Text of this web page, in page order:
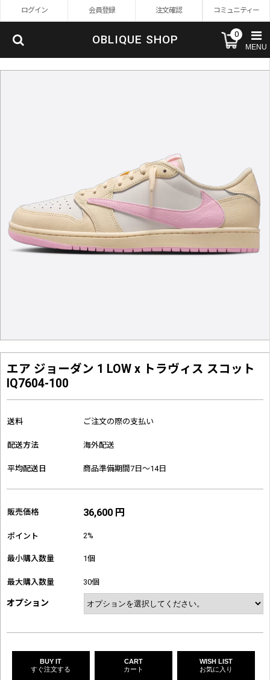
ログイン 会員登録 注文確認 コミュニティー
OBLIQUE SHOP 0
MENU
エア ジョーダン 1 LOW x トラヴィス スコット
IQ7604-100
送料 ご注文の際の支払い
配送方法 海外配送
平均配送日 商品準備期間7日～14日
販売価格 36,600 円
ポイント 2%
最小購入数量 1個
最大購入数量 30個
オプション
BUY IT
すぐ注文する
CART
カート
WISH LIST
お気に入り